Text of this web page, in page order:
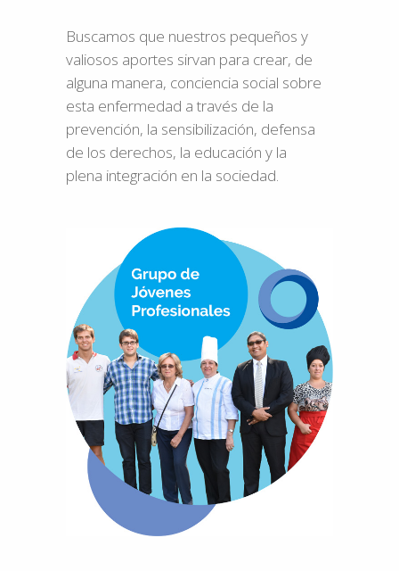
Buscamos que nuestros pequeños y
valiosos aportes sirvan para crear, de
alguna manera, conciencia social sobre
esta enfermedad a través de la
prevención, la sensibilización, defensa
de los derechos, la educación y la
plena integración en la sociedad.